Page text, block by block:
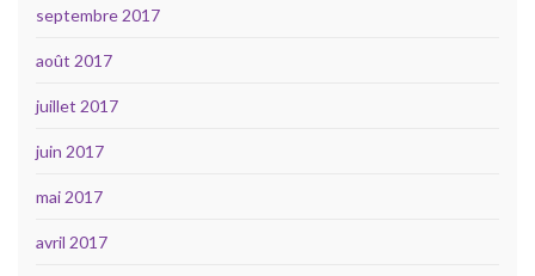
septembre 2017
août 2017
juillet 2017
juin 2017
mai 2017
avril 2017